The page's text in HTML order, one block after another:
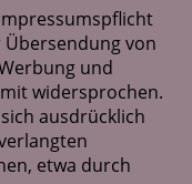
von
und
widersprochen.
ausdrücklich
etwa durch